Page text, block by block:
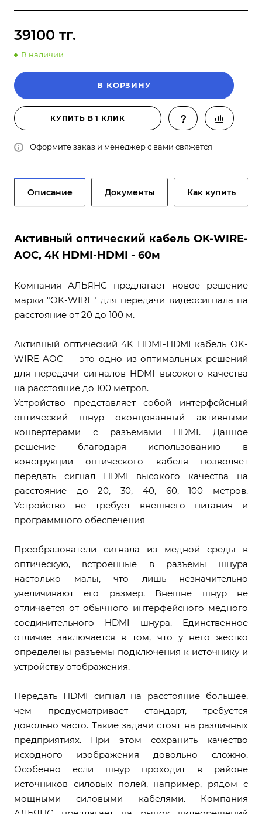
39100 тг.
В наличии
В КОРЗИНУ
КУПИТЬ В 1 КЛИК
Оформите заказ и менеджер с вами свяжется
Описание Документы Как купить
Активный оптический кабель OK-WIRE-
AOC, 4К HDMI-HDMI - 60м
Компания АЛЬЯНС предлагает новое решение
марки "OK-WIRE" для передачи видеосигнала на
расстояние от 20 до 100 м.
Активный оптический 4K HDMI-HDMI кабель OK-
WIRE-AOC — это одно из оптимальных решений
для передачи сигналов HDMI высокого качества
на расстояние до 100 метров.
Устройство представляет собой интерфейсный
оптический шнур оконцованный активными
конвертерами с разъемами HDMI. Данное
решение благодаря использованию в
конструкции оптического кабеля позволяет
передать сигнал HDMI высокого качества на
расстояние до 20, 30, 40, 60, 100 метров.
Устройство не требует внешнего питания и
программного обеспечения
Преобразователи сигнала из медной среды в
оптическую, встроенные в разъемы шнура
настолько малы, что лишь незначительно
увеличивают его размер. Внешне шнур не
отличается от обычного интерфейсного медного
соединительного HDMI шнура. Единственное
отличие заключается в том, что у него жестко
определены разъемы подключения к источнику и
устройству отображения.
Передать HDMI сигнал на расстояние большее,
чем предусматривает стандарт, требуется
довольно часто. Такие задачи стоят на различных
предприятиях. При этом сохранить качество
исходного изображения довольно сложно.
Особенно если шнур проходит в районе
источников силовых полей, например, рядом с
мощными силовыми кабелями. Компания